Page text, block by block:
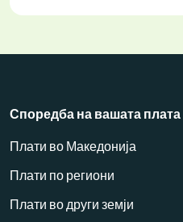
Споредба на вашата плата
Плати во Македонија
Плати по региони
Плати во други земји